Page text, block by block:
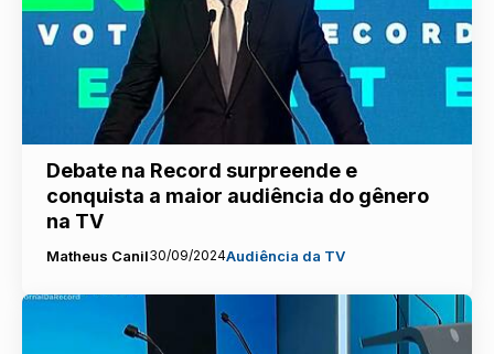
Debate na Record surpreende e
conquista a maior audiência do gênero
na TV
Matheus Canil30/09/2024Audiência da TV